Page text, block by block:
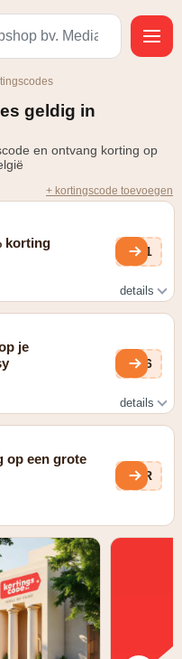
geldig in
en ontvang korting op
+ kortingscode toevoegen
korting
VK1
details
je
LA6
details
op een grote
4tR